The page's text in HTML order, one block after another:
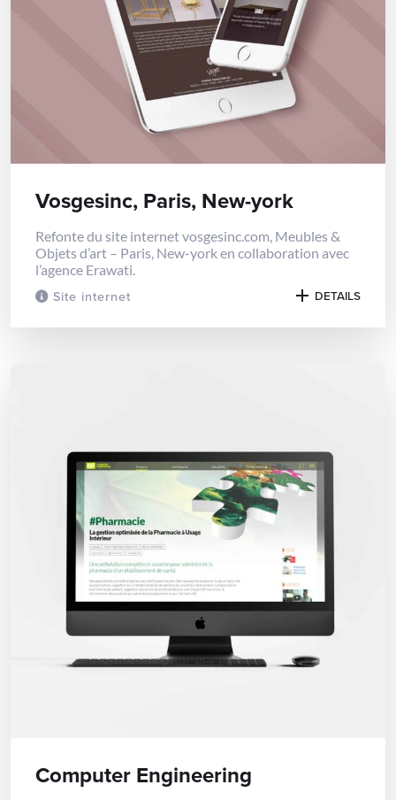
Site internet
Vosgesinc, Paris, New-york
Refonte du site internet vosgesinc.com, Meubles &
Objets d’art – Paris, New-york en collaboration avec
l’agence Erawati.
DETAILS
Computer Engineering